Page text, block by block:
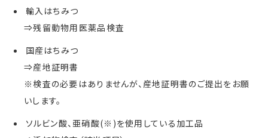
輸入はちみつ
⇒残留動物用医薬品検査
国産はちみつ
⇒産地証明書
※検査の必要はありませんが、産地証明書のご提出をお願
いします。
ソルビン酸、亜硝酸(※)を使用している加工品